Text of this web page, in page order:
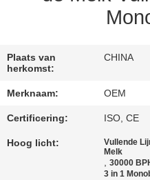
PRIVACY
POLICY
Plaats van
herkomst:
CHINA
Merknaam: OEM
Certificering: ISO, CE
Hoog licht:
Vullende
Melk
,30000
3 in 1